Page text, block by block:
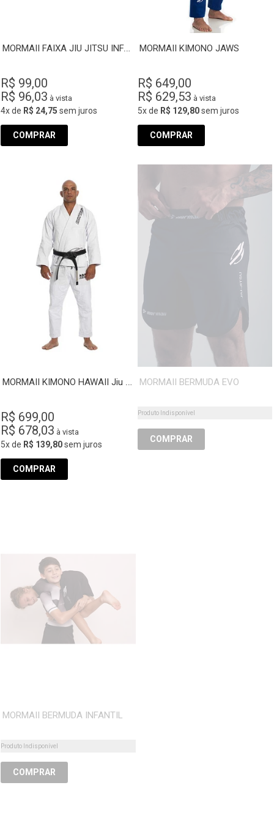
MORMAII FAIXA JIU JITSU INFANTIL
R$ 99,00
R$ 96,03 à vista
4xde R$ 24,75 sem juros
COMPRAR
MORMAII KIMONO JAWS
R$ 649,00
R$ 629,53 à vista
5xde R$ 129,80sem juros
COMPRAR
MORMAII KIMONO HAWAII Jiu Jitsu
R$ 699,00
R$ 678,03 à vista
5xde R$ 139,80sem juros
COMPRAR
MORMAII BERMUDA EVO
Produto Indisponível
COMPRAR
MORMAII BERMUDA INFANTIL
Produto Indisponível
COMPRAR